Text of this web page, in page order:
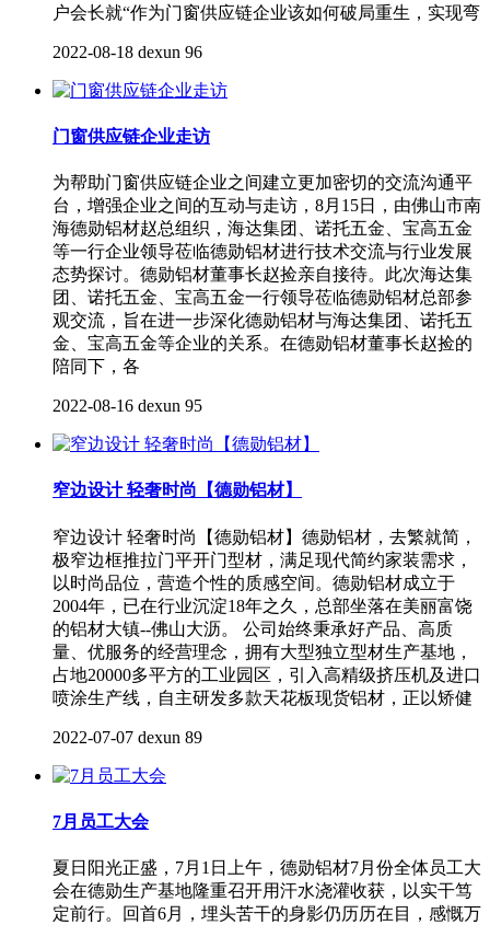
户会长就“作为门窗供应链企业该如何破局重生，实现弯
2022-08-18 dexun 96
门窗供应链企业走访
为帮助门窗供应链企业之间建立更加密切的交流沟通平
台，增强企业之间的互动与走访，8月15日，由佛山市南
海德勋铝材赵总组织，海达集团、诺托五金、宝高五金
等一行企业领导莅临德勋铝材进行技术交流与行业发展
态势探讨。德勋铝材董事长赵捡亲自接待。此次海达集
团、诺托五金、宝高五金一行领导莅临德勋铝材总部参
观交流，旨在进一步深化德勋铝材与海达集团、诺托五
金、宝高五金等企业的关系。在德勋铝材董事长赵捡的
陪同下，各
2022-08-16 dexun 95
窄边设计 轻奢时尚【德勋铝材】
窄边设计 轻奢时尚【德勋铝材】德勋铝材，去繁就简，
极窄边框推拉门平开门型材，满足现代简约家装需求，
以时尚品位，营造个性的质感空间。德勋铝材成立于
2004年，已在行业沉淀18年之久，总部坐落在美丽富饶
的铝材大镇--佛山大沥。 公司始终秉承好产品、高质
量、优服务的经营理念，拥有大型独立型材生产基地，
占地20000多平方的工业园区，引入高精级挤压机及进口
喷涂生产线，自主研发多款天花板现货铝材，正以矫健
2022-07-07 dexun 89
7月员工大会
夏日阳光正盛，7月1日上午，德勋铝材7月份全体员工大
会在德勋生产基地隆重召开用汗水浇灌收获，以实干笃
定前行。回首6月，埋头苦干的身影仍历历在目，感慨万